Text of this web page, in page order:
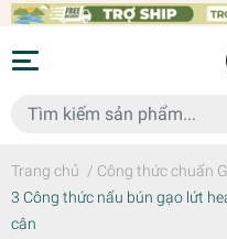
Trang chủ / Công thức chuẩn
3 Công thức nấu bún gạo lứt
cân